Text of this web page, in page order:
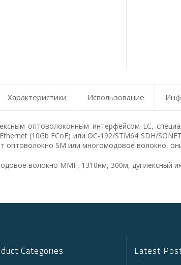
Характеристики Использование
оптоволоконным интерфейсом LC,
(10Gb FCoE) или OC-192/STM64 SDH/
оптоволокно SM или многомодовое волокно,
волокно MMF, 1310нм, 300м, дуплексный
Categories Latest